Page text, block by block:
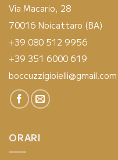
Via Macario, 28
70016 Noicattaro (BA)
+39 080 512 9956
+39 351 6000 619
boccuzzigioielli@gmail.com
ORARI